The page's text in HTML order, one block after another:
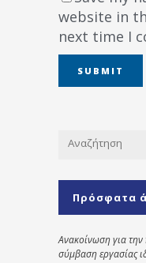
website in
next time I
Πρόσφατα
Ανακοίνωση για
σύμβαση εργασίας